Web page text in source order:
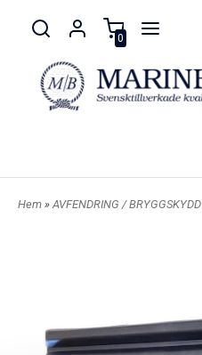
0
Hem »AVFENDRING / BRYGGSKYDD